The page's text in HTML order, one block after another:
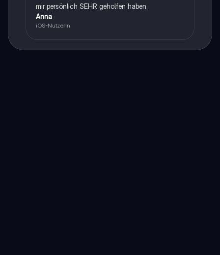
mir persönlich SEHR geholfen haben.
Anna
iOS-Nutzerin